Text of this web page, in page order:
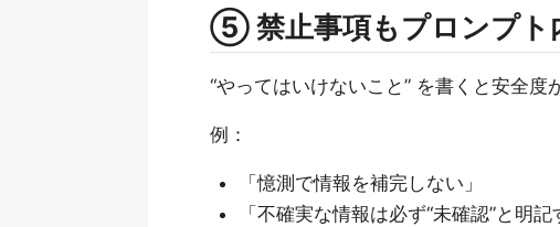
⑤ 禁止事項もプロンプト
“やってはいけないこと” を書くと安全度
例：
「憶測で情報を補完しない」
「不確実な情報は必ず“未確認”と明記